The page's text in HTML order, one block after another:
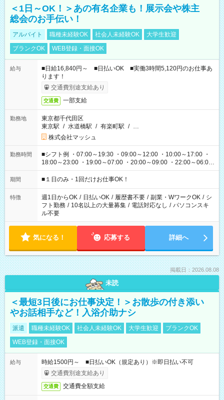
＜1日～OK！＞あの有名企業も！展示会や株主
総会のお手伝い！
アルバイト 職種未経験OK 社会人未経験OK
大学生歓迎
ブランクOK
WEB登録・面接OK
給与
■日給16,840円～ ■日払いOK ■実働3時間5,120円のお仕事あ
ります！
交通費別途支給あり
交通費 一部支給
勤務地
東京都千代田区
東京駅 / 水道橋駅 / 有楽町駅 / …
株式会社マッシュ
勤務時間
■シフト例 ・07:00～19:30 ・09:00～12:00 ・10:00～17:00 ・
18:00～23:00 ・19:00～07:00 ・20:00～09:00 ・22:00～06:00
etc ★最短で3時間で5,120円のお仕事から 15時間で2万円近く稼
げるお仕事も！ ご希望のお時間に合わせてご紹介！ ※シフトは
ください！
期間 ■１日のみ・1回だけお仕事OK！
特徴 週1日からOK / 日払いOK / 履歴書不要 / 副業・WワークOK / シ
フト勤務 / 10名以上の大量募集 / 電話対応なし / パソコンスキ
ル不要
気になる！ 応募する 詳細へ
掲載日：2026.08.08
未読
＜最短3日後にお仕事決定！＞お散歩の付き添い
やお話相手など！入浴介助ナシ
派遣 職種未経験OK 社会人未経験OK 大学生歓迎
ブランクOK
WEB登録・面接OK
給与
時給1500円～ ■日払いOK（規定あり）※即日払い不可
交通費別途支給あり
交通費 交通費全額支給